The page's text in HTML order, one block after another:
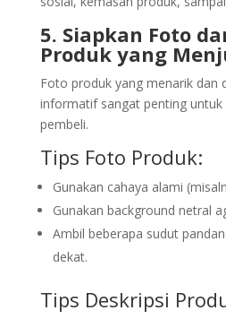
5. Siapkan Foto
Produk yang
Foto produk yang menarik dan
informatif sangat penting untuk
pembeli.
Tips Foto Produk:
Gunakan cahaya alami
Gunakan background netral
Ambil beberapa sudut
dekat.
Tips Deskripsi